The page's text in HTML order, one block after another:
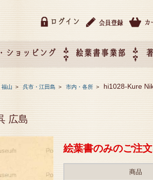
ログイン
ショッピング 絵葉書事業部
て
作）について
福山 > 呉市・江田島 > 市内・各所 > hi1028-Kure
広島
絵葉書のみのご注
商品